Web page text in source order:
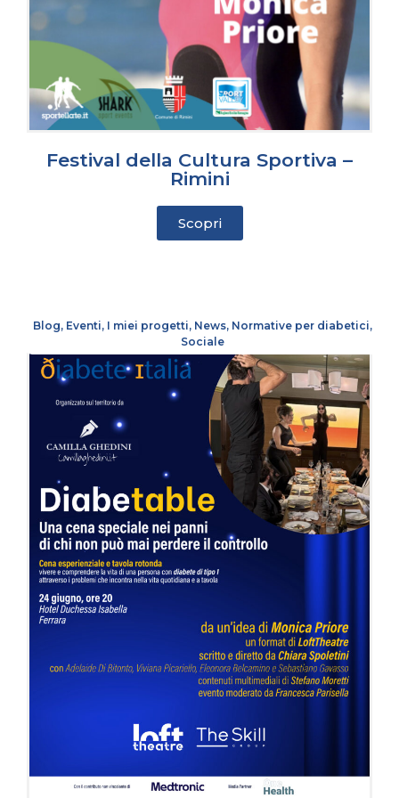
Festival della Cultura Sportiva –
Rimini
Scopri
Blog, Eventi, I miei progetti, News, Normative per diabetici,
Sociale